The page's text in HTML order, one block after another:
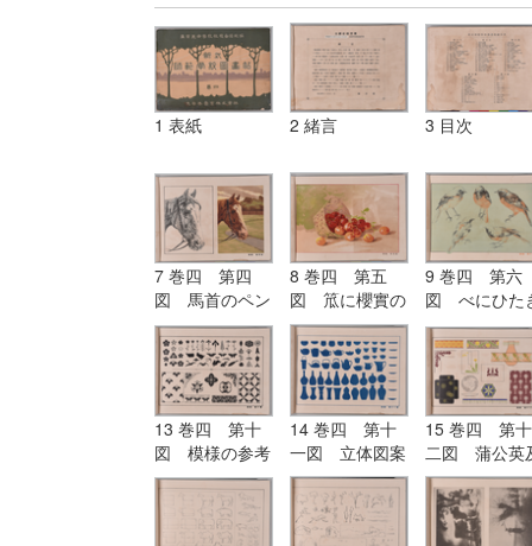
1 表紙 2 緒言 3 目次
7 巻四 第四
図 馬首のペン
画と水彩画
8 巻四 第五
図 笟に櫻實の
水彩画
9 巻四 第六
図 べにひた
の色鉛筆画
13 巻四 第十
図 模様の参考
図
14 巻四 第十
一図 立体図案
の参考図
15 巻四 第十
二図 蒲公英
び其の模様の
用画